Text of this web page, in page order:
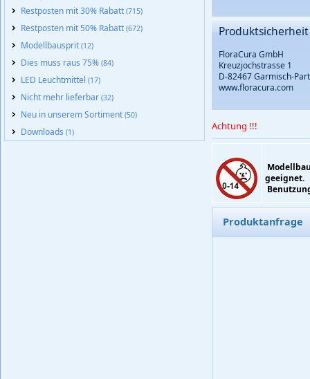
Restposten mit 30% Rabatt (715)
Restposten mit 50% Rabatt (672)
Modellbausprit (12)
Dies muss raus 75% (84)
LED Leuchtmittel (17)
Nicht mehr lieferbar (32)
Neu in unserem Sortiment (50)
Downloads (1)
Produktsicherheit
FloraCura GmbH
Kreuzjochstrasse 1
D-82467 Garmisch-
www.floracura.com
Achtung !!!
geeignet.
Produktanfrage